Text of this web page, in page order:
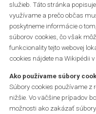
služieb. Táto stránka
využívame a prečo občas
poskytneme informácie o
súborov cookies, čo však
funkcionality tejto webovej
cookies nájdete na Wikipédii
Ako používame súbory
Súbory cookies používame z
nižšie. Vo väčšine prípadov
možnosti ako zakázať